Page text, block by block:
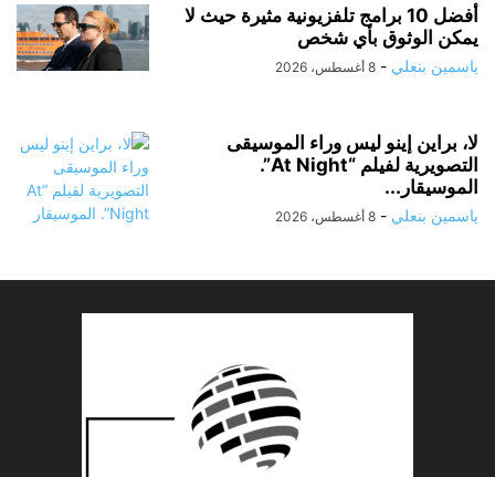
أفضل 10 برامج تلفزيونية مثيرة حيث لا
يمكن الوثوق بأي شخص
ياسمين بنعلي - 8 أغسطس، 2026
لا، براين إينو ليس وراء الموسيقى
التصويرية لفيلم “At Night”.
الموسيقار...
ياسمين بنعلي - 8 أغسطس، 2026